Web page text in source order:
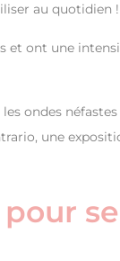
au quotidien !
ont une
ondes
une